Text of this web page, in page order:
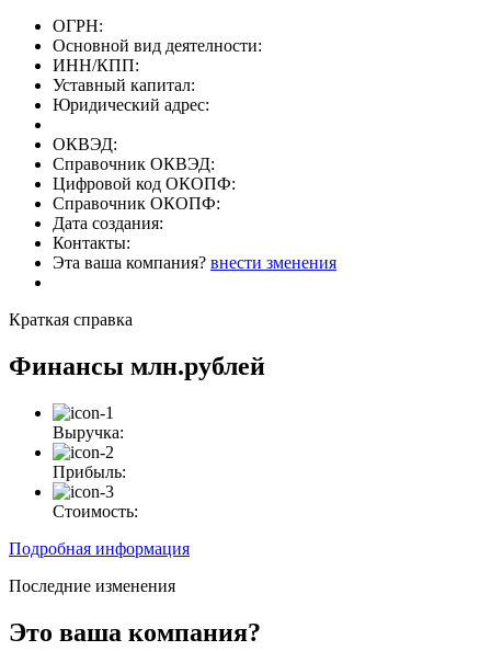
ОГРН:
Основной вид деятелности:
ИНН/КПП:
Уставный капитал:
Юридический адрес:
ОКВЭД:
Справочник ОКВЭД:
Цифровой код ОКОПФ:
Справочник ОКОПФ:
Дата создания:
Контакты:
Эта ваша компания? внести зменения
Краткая справка
Финансы млн.рублей
Выручка:
Прибыль:
Стоимость:
Подробная информация
Последние изменения
Это ваша компания?